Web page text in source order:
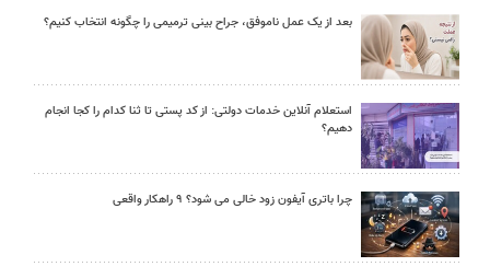
بعد از یک عمل ناموفق، جراح بینی ترمیمی را چگونه انتخاب کنیم؟
استعلام آنلاین خدمات دولتی: از کد پستی تا ثنا کدام را کجا انجام
دهیم؟
چرا باتری آیفون زود خالی می شود؟ ۹ راهکار واقعی